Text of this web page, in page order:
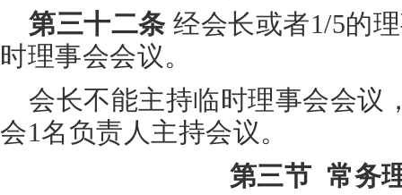
第三十二条经会长或者1/5的
时理事会会议。
会长不能主持临时理事会会议
会1名负责人主持会议。
第三节 常务